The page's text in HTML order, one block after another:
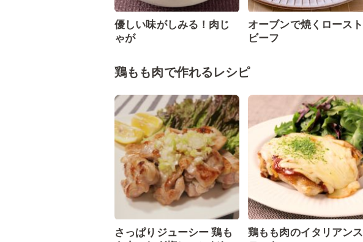
優しい味がしみる！肉じ
ゃが
オーブンで焼くロースト
ビーフ
鶏もも肉で作れるレシピ
さっぱりジューシー 鶏も
鶏もも肉のイタリアンス